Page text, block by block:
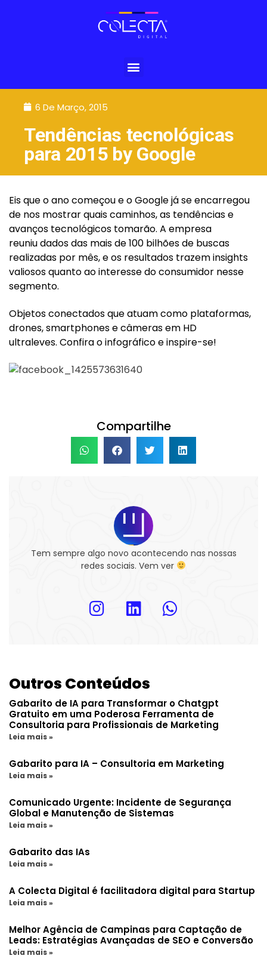
6 De Março, 2015
Tendências tecnológicas
para 2015 by Google
Eis que o ano começou e o Google já se encarregou
de nos mostrar quais caminhos, as tendências e
avanços tecnológicos tomarão. A empresa
reuniu dados das mais de 100 bilhões de buscas
realizadas por mês, e os resultados trazem insights
valiosos quanto ao interesse do consumidor nesse
segmento.
Objetos conectados que atuam como plataformas,
drones, smartphones e câmeras em HD
ultraleves. Confira o infográfico e inspire-se!
Compartilhe
Tem sempre algo novo acontecendo nas nossas
redes sociais. Vem ver
Outros Conteúdos
Gabarito de IA para Transformar o Chatgpt
Gratuito em uma Poderosa Ferramenta de
Consultoria para Profissionais de Marketing
Leia mais »
Gabarito para IA – Consultoria em Marketing
Leia mais »
Comunicado Urgente: Incidente de Segurança
Global e Manutenção de Sistemas
Leia mais »
Gabarito das IAs
Leia mais »
A Colecta Digital é facilitadora digital para Startup
Leia mais »
Melhor Agência de Campinas para Captação de
Leads: Estratégias Avançadas de SEO e Conversão
Leia mais »